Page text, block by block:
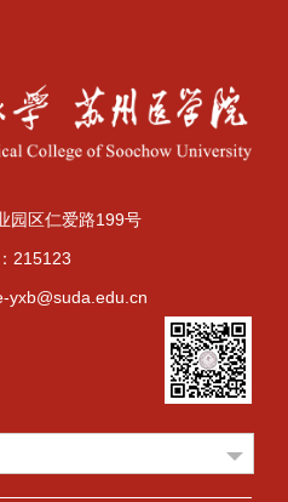
园区仁爱路199号
215123
yxb@suda.edu.cn